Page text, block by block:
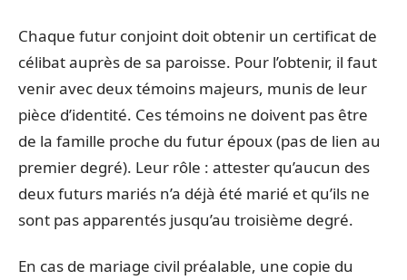
Chaque futur conjoint doit obtenir un certificat de
célibat auprès de sa paroisse. Pour l’obtenir, il faut
venir avec deux témoins majeurs, munis de leur
pièce d’identité. Ces témoins ne doivent pas être
de la famille proche du futur époux (pas de lien au
premier degré). Leur rôle : attester qu’aucun des
deux futurs mariés n’a déjà été marié et qu’ils ne
sont pas apparentés jusqu’au troisième degré.
En cas de mariage civil préalable, une copie du